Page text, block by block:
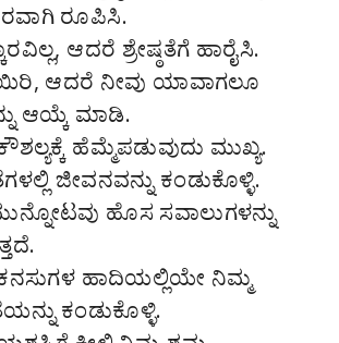
ರೂಪಿಸಿ.
ಆದರೆ ಶ್ರೇಷ್ಠತೆಗೆ ಹಾರೈಸಿ.
ಆದರೆ ನೀವು ಯಾವಾಗಲೂ
ಆಯ್ಕೆ ಮಾಡಿ.
ಹೆಮ್ಮೆಪಡುವುದು ಮುಖ್ಯ.
ಜೀವನವನ್ನು ಕಂಡುಕೊಳ್ಳಿ.
ಹೊಸ ಸವಾಲುಗಳನ್ನು
ಹಾದಿಯಲ್ಲಿಯೇ ನಿಮ್ಮ
ಕಂಡುಕೊಳ್ಳಿ.